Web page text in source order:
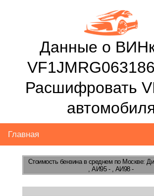
Данные о
Расшифровать
Главная
Стоимость бензинав среднем по Москве:
, АИ95 - , АИ98 -